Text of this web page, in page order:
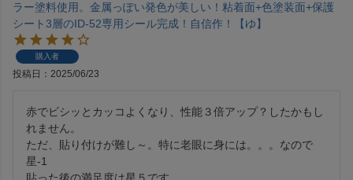
ラー塗料使用。金属っぽい発色が美しい！粘着面+色塗装面+保護
シート3層のID-52専用シール完成！自信作！【ゆ】
購入者
投稿日 2025/06/23
赤でビシッとカッコよくなり、性能３倍アップ？したかもし
れません。
ただ、貼り付けが難し～。特に老眼に身には。。。なので
星-1